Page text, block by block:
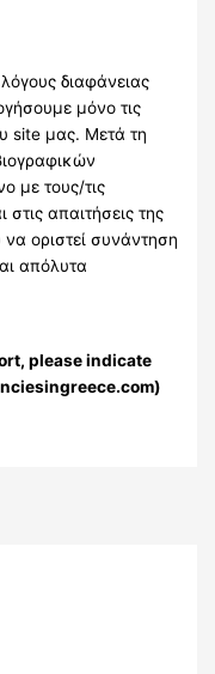
διαφάνειας
μόνο τις
site μας. Μετά τη
με τους/τις
απαιτήσεις της
οριστεί συνάντηση
απόλυτα
please indicate